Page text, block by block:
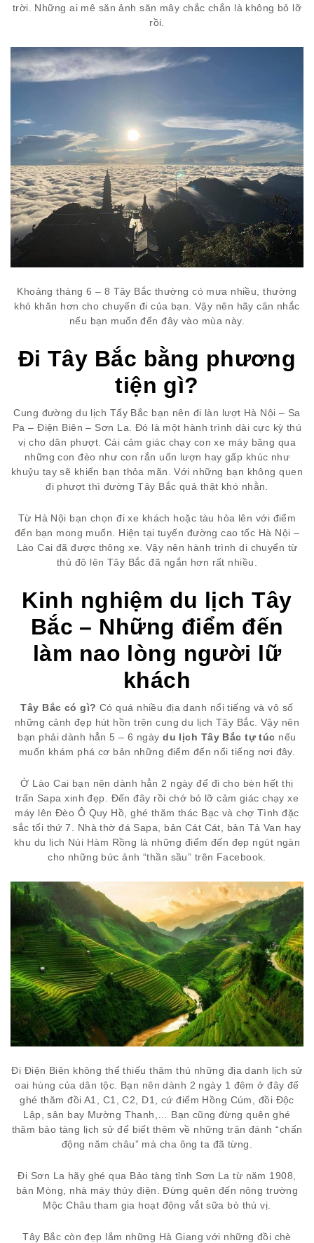
trời. Những ai mê săn ảnh săn mây chắc chắn là không bỏ lỡ
rồi.
Khoảng tháng 6 – 8 Tây Bắc thường có mưa nhiều, thường
khó khăn hơn cho chuyến đi của bạn. Vậy nên hãy cân nhắc
nếu bạn muốn đến đây vào mùa này.
Đi Tây Bắc bằng phương
tiện gì?
Cung đường du lịch Tấy Bắc bạn nên đi làn lượt Hà Nội – Sa
Pa – Điện Biên – Sơn La. Đó là một hành trình dài cực kỳ thú
vị cho dân phượt. Cái cảm giác chạy con xe máy băng qua
những con đèo như con rắn uốn lượn hay gấp khúc như
khuỷu tay sẽ khiến bạn thỏa mãn. Với những bạn không quen
đi phượt thì đường Tây Bắc quả thật khó nhằn.
Từ Hà Nội bạn chọn đi xe khách hoặc tàu hỏa lên với điểm
đến bạn mong muốn. Hiện tại tuyến đường cao tốc Hà Nội –
Lào Cai đã được thông xe. Vậy nên hành trình di chuyển từ
thủ đô lên Tây Bắc đã ngắn hơn rất nhiều.
Kinh nghiệm du lịch Tây
Bắc – Những điểm đến
làm nao lòng người lữ
khách
Tây Bắc có gì? Có quá nhiều địa danh nổi tiếng và vô số
những cảnh đẹp hút hồn trên cung du lịch Tây Bắc. Vậy nên
bạn phải dành hẳn 5 – 6 ngàydu lịch Tây Bắc tự túc nếu
muốn khám phá cơ bản những điểm đến nổi tiếng nơi đây.
Ở Lào Cai bạn nên dành hẳn 2 ngày để đi cho bèn hết thị
trấn Sapa xinh đẹp. Đến đây rồi chớ bỏ lỡ cảm giác chạy xe
máy lên Đèo Ô Quy Hồ, ghé thăm thác Bạc và chợ Tình đặc
sắc tối thứ 7. Nhà thờ đá Sapa, bản Cát Cát, bản Tả Van hay
khu du lịch Núi Hàm Rồng là những điểm đến đẹp ngút ngàn
cho những bức ảnh “thần sầu” trên Facebook.
Đi Điện Biên không thể thiếu thăm thú những địa danh lịch sử
oai hùng của dân tộc. Bạn nên dành 2 ngày 1 đêm ở đây để
ghé thăm đồi A1, C1, C2, D1, cứ điểm Hồng Cúm, đồi Độc
Lập, sân bay Mường Thanh,… Bạn cũng đừng quên ghé
thăm bảo tàng lịch sử để biết thêm về những trận đánh “chấn
động năm châu” mà cha ông ta đã từng.
Đi Sơn La hãy ghé qua Bảo tàng tỉnh Sơn La từ năm 1908,
bản Mòng, nhà máy thủy điện. Đừng quên đến nông trường
Mộc Châu tham gia hoạt động vắt sữa bò thú vị.
Tây Bắc còn đẹp lắm những Hà Giang với những đồi chè